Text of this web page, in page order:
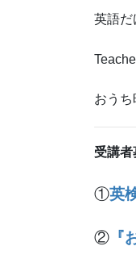
英語だ
おう
受講者
①英
② 『